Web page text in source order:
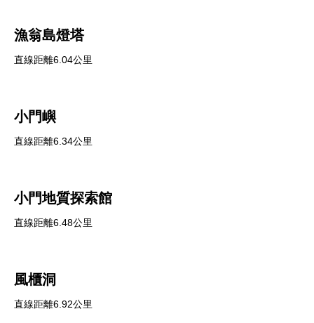
漁翁島燈塔
直線距離6.04公里
小門嶼
直線距離6.34公里
小門地質探索館
直線距離6.48公里
風櫃洞
直線距離6.92公里